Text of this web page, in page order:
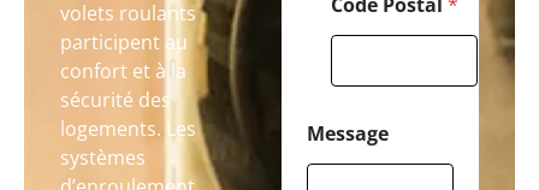
volets roulants
participent au
confort et à la
sécurité des
logements. Les
systèmes
Code Postal *
Message